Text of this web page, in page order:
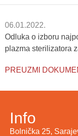
06.01.2022.
Odluka o izboru
plazma sterilizatora
PREUZMI
Info
Bolnička 25,